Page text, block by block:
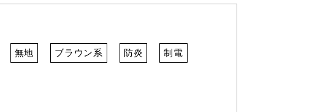
無地 ブラウン系 防炎 制電